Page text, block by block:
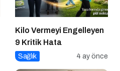
Kilo Vermeyi Engelleyen
9 Kritik Hata
Sağlık 4 ay önce